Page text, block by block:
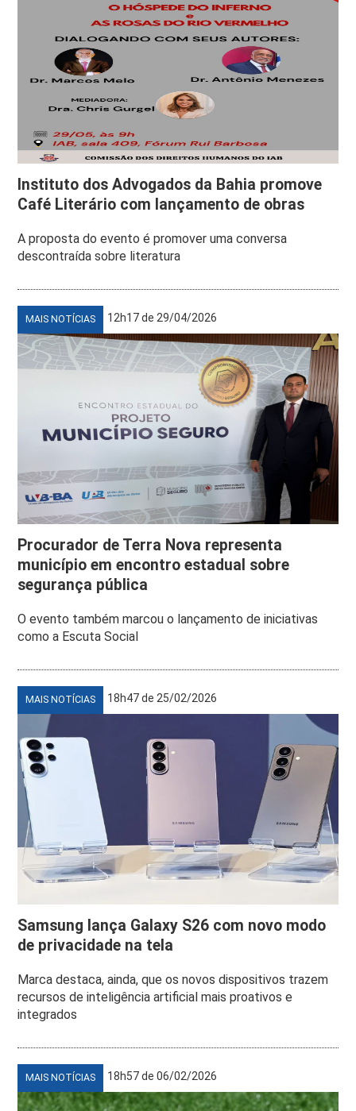
Instituto dos Advogados da Bahia promove
Café Literário com lançamento de obras
A proposta do evento é promover uma conversa
descontraída sobre literatura
MAIS NOTÍCIAS 12h17 de 29/04/2026
Procurador de Terra Nova representa
município em encontro estadual sobre
segurança pública
O evento também marcou o lançamento de iniciativas
como a Escuta Social
MAIS NOTÍCIAS 18h47 de 25/02/2026
Samsung lança Galaxy S26 com novo modo
de privacidade na tela
Marca destaca, ainda, que os novos dispositivos trazem
recursos de inteligência artificial mais proativos e
integrados
MAIS NOTÍCIAS 18h57 de 06/02/2026